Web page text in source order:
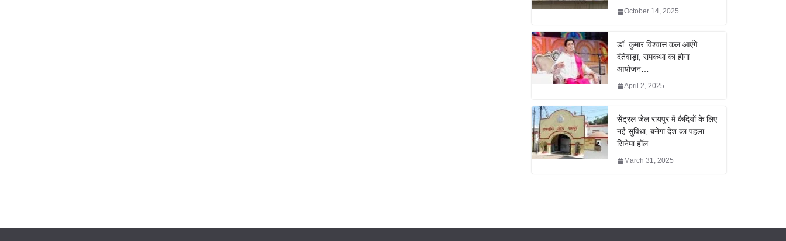
October 14, 2025
डॉ. कुमार विश्वास कल आएंगे
दंतेवाड़ा, रामकथा का होगा
आयोजन…
April 2, 2025
सेंट्रल जेल रायपुर में कैदियों के लिए
नई सुविधा, बनेगा देश का पहला
सिनेमा हॉल…
March 31, 2025